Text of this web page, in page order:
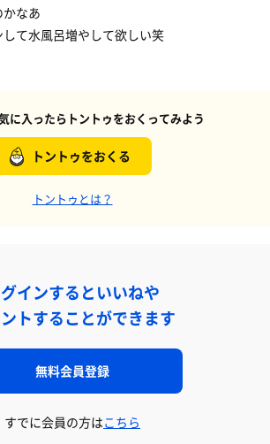
なあ
て水風呂増やして欲しい笑
に入ったらトントゥをおくってみよう
トントゥをおくる
トントゥとは？
インするといいねや
トすることができます
無料会員登録
すでに会員の方はこちら